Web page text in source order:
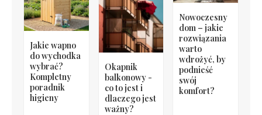
Jakie wapno
do wychodka
wybrać?
Kompletny
poradnik
higieny
Okapnik
balkonowy -
co to jest i
dlaczego jest
ważny?
Nowoczesny
dom – jakie
rozwiązania
warto
wdrożyć, by
podnieść
swój
komfort?